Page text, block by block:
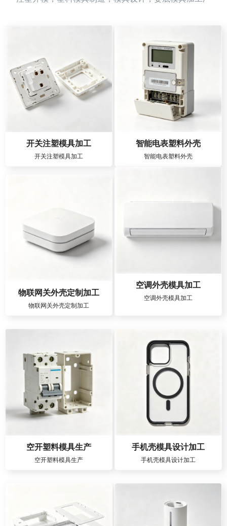
开关注塑模具加工
开关注塑模具加工
智能电表塑料外壳
智能电表塑料外壳
物联网关外壳定制加工
物联网关外壳定制加工
空调外壳模具加工
空调外壳模具加工
空开塑料模具生产
空开塑料模具生产
手机壳模具设计加工
手机壳模具设计加工